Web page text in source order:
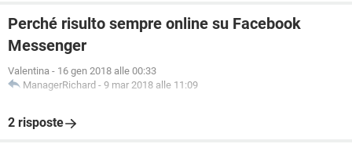
Perché risulto sempre online su Facebook
Messenger
Valentina - 16 gen 2018 alle 00:33
ManagerRichard - 9 mar 2018 alle 11:09
2 risposte